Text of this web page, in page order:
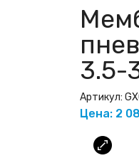
3.5-
Артикул:
Цена: 2